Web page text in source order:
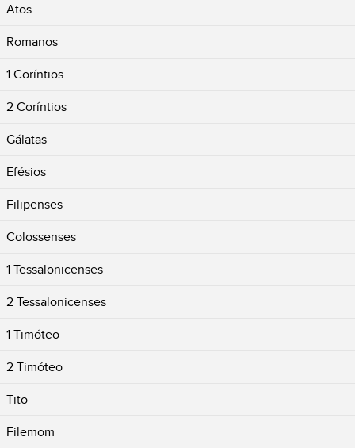
Atos
Romanos
1 Coríntios
2 Coríntios
Gálatas
Efésios
Filipenses
Colossenses
1 Tessalonicenses
2 Tessalonicenses
1 Timóteo
2 Timóteo
Tito
Filemom